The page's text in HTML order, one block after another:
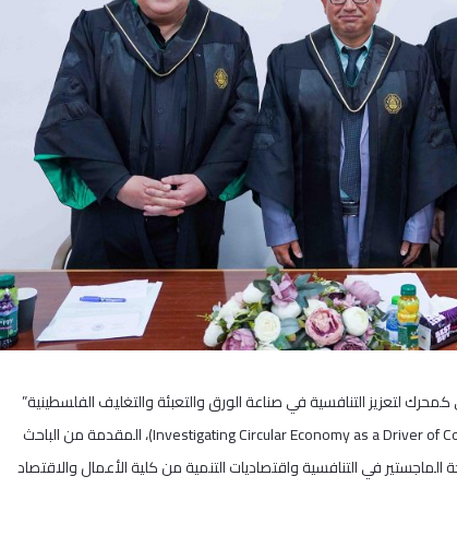
لتعزيز التنافسية في صناعة الورق والتعبئة والتغليف الفلسطينية”
(Investigating Circular Economy as a Driver of Competitiveness in the Palestinian Paper and Packaging Industry)، المقدمة من الباحث
في التنافسية واقتصاديات التنمية من كلية الأعمال والاقتصاد